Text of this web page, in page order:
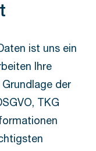
ist uns ein
Ihre
der
TKG